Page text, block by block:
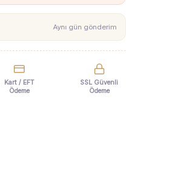
Aynı gün gönderim
Kart / EFT
Ödeme
SSL Güvenli
Ödeme